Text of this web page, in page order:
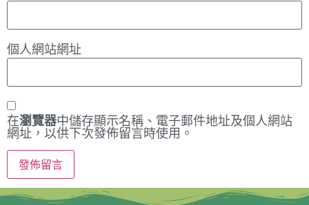
個人網站網址
在瀏覽器中儲存顯示名稱、電子郵件地址及個人網站
網址，以供下次發佈留言時使用。